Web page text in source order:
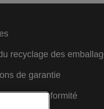
recyclage des
de garantie
de conformité